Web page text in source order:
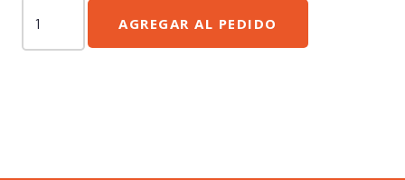
Cesar
cantidad
AGREGAR AL PEDIDO